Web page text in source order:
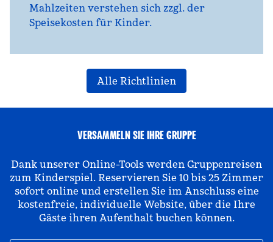
Mahlzeiten verstehen sich zzgl. der
Speisekosten für Kinder.
Alle Richtlinien
VERSAMMELN SIE IHRE GRUPPE
Dank unserer Online-Tools werden Gruppenreisen
zum Kinderspiel. Reservieren Sie 10 bis 25 Zimmer
sofort online und erstellen Sie im Anschluss eine
kostenfreie, individuelle Website, über die Ihre
Gäste ihren Aufenthalt buchen können.